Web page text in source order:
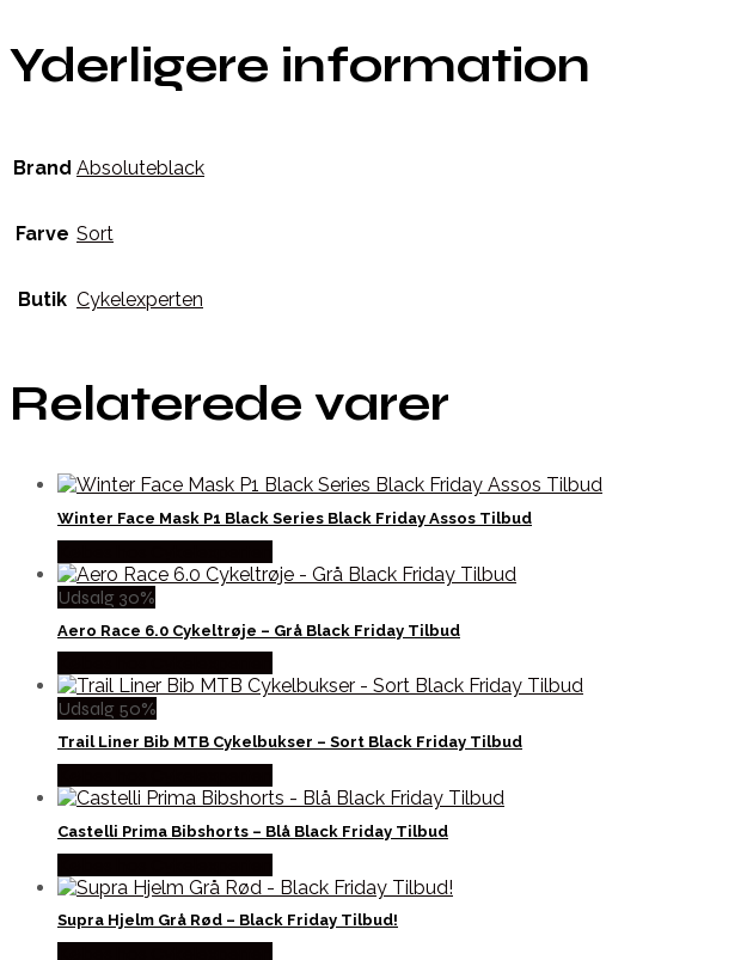
Yderligere information
Brand Absoluteblack
Farve Sort
Butik Cykelexperten
Relaterede varer
Winter Face Mask P1 Black Series Black Friday Assos Tilbud
Udsalg 30%
Aero Race 6.0 Cykeltrøje – Grå Black Friday Tilbud
Udsalg 50%
Trail Liner Bib MTB Cykelbukser – Sort Black Friday Tilbud
Castelli Prima Bibshorts – Blå Black Friday Tilbud
Supra Hjelm Grå Rød – Black Friday Tilbud!